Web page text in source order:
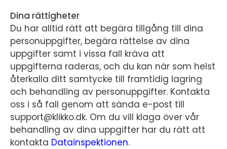
Dina rättigheter
Du har alltid rätt att begära tillgång till dina
personuppgifter, begära rättelse av dina
uppgifter samt i vissa fall kräva att
uppgifterna raderas, och du kan när som helst
återkalla ditt samtycke till framtidig lagring
och behandling av personuppgifter. Kontakta
oss i så fall genom att sända e-post till
support@klikko.dk. Om du vill klaga över vår
behandling av dina uppgifter har du rätt att
kontakta Datainspektionen.